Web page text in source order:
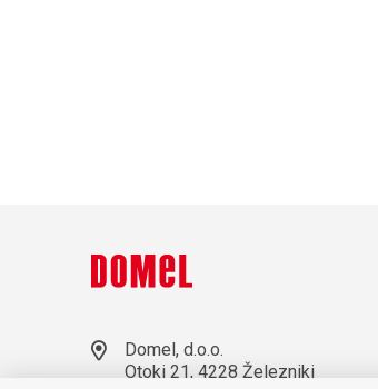
Domel, d.o.o.
Otoki 21, 4228 Železniki